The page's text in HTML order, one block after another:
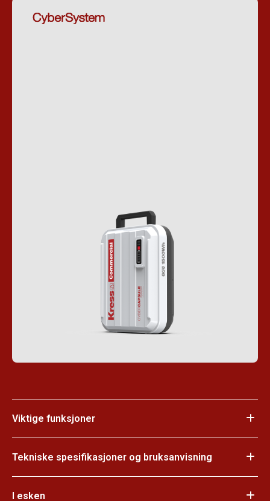
Viktige funksjoner
Tekniske spesifikasjoner og bruksanvisning
I esken